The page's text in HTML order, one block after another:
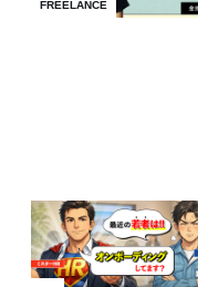
FREELANCE